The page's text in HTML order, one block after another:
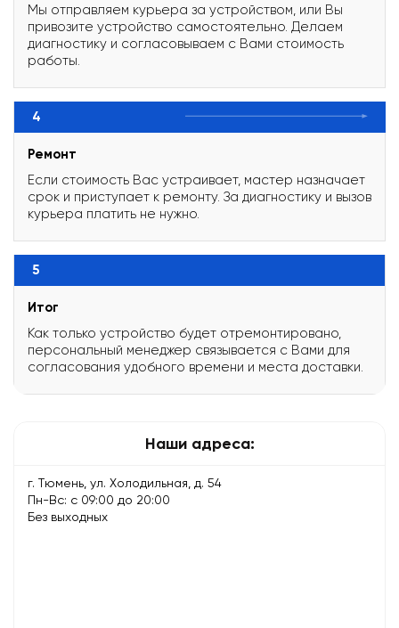
Мы отправляем курьера за устройством, или Вы
привозите устройство самостоятельно. Делаем
диагностику и согласовываем с Вами стоимость
работы.
4
Ремонт
Если стоимость Вас устраивает, мастер назначает
срок и приступает к ремонту. За диагностику и вызов
курьера платить не нужно.
5
Итог
Как только устройство будет отремонтировано,
персональный менеджер связывается с Вами для
согласования удобного времени и места доставки.
Наши адреса:
г. Тюмень, ул. Холодильная, д. 54
Пн-Вс: с 09:00 до 20:00
Без выходных